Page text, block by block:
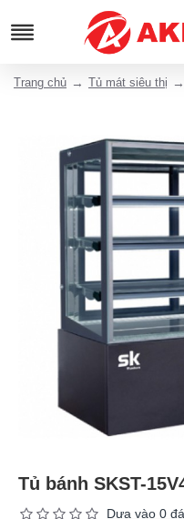
Trang chủ Tủ mát siêu thị
Tủ bánh SKST-
Dựa vào 0